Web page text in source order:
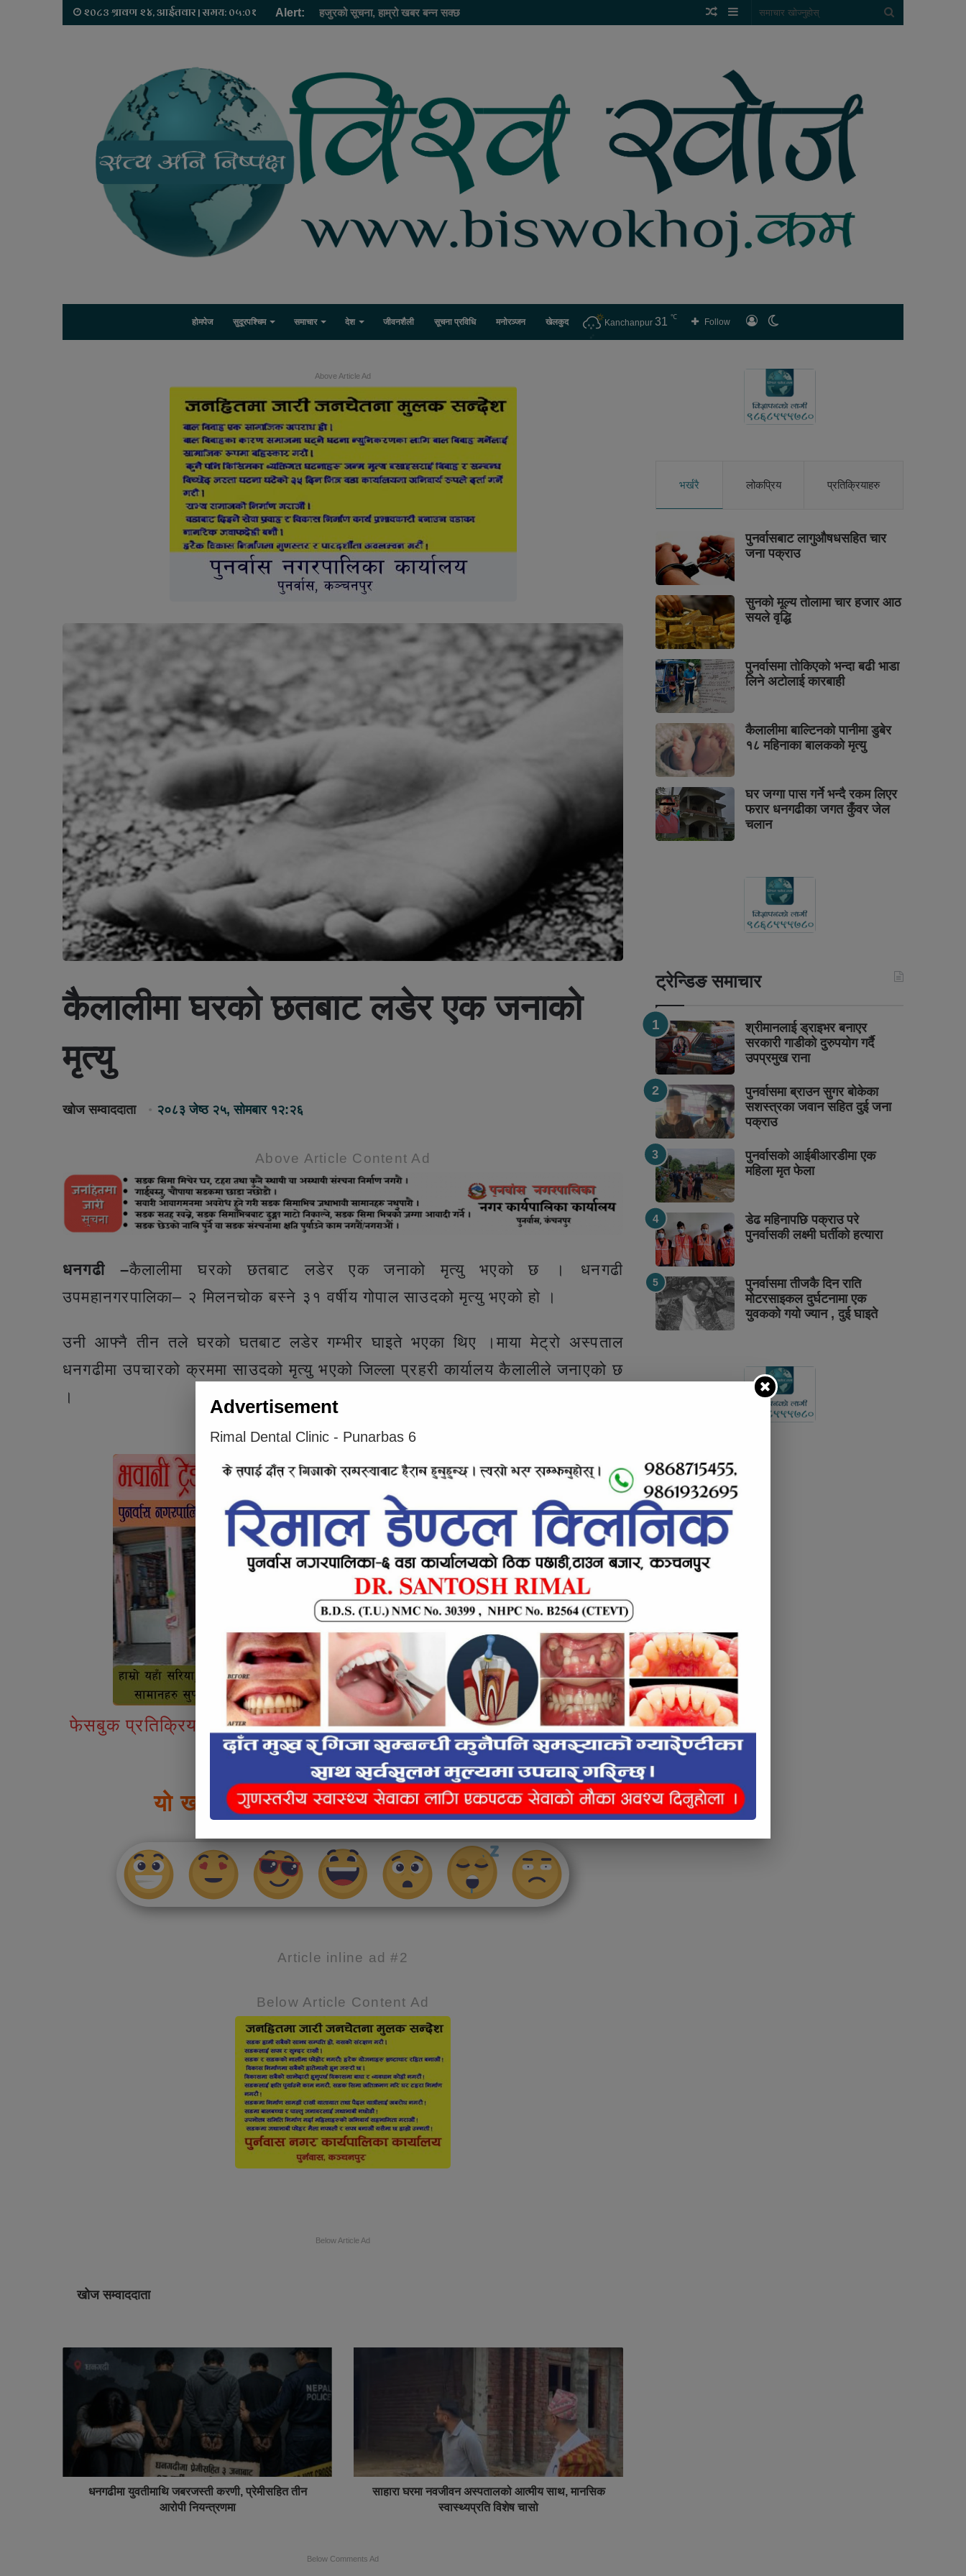
२०८३ श्रावण २४, आईतवार | समय: ०५:०१ Alert: हजुरको सूचना, हाम्रो खबर बन्न सक्छ Sidebar
Random
होमपेज सुदूरपश्चिम समाचार देश जीवनशैली सूचना प्रविधि मनोरञ्जन खेलकुद लगइन
Follow
Kanchanpur 31 ℃
Above Article Ad
कैलालीमा घरको छतबाट लडेर एक जनाको
मृत्यु
खोज सम्वाददाता २०८३ जेष्ठ २५, सोमबार १२:२६
Above Article Content Ad
धनगढी –कैलालीमा घरको छतबाट लडेर एक जनाको मृत्यु भएको छ । धनगढी
उपमहानगरपालिका– २ मिलनचोक बस्ने ३१ वर्षीय गोपाल साउदको मृत्यु भएको हो ।
उनी आफ्नै तीन तले घरको घतबाट लडेर गम्भीर घाइते भएका थिए ।माया मेट्रो अस्पताल
धनगढीमा उपचारको क्रममा साउदको मृत्यु भएको जिल्ला प्रहरी कार्यालय कैलालीले जनाएको छ
।
Article inline ad #1
फेसबुक प्रतिक्रियाहरु
यो खबर पढेर तपाईलाई कस्तो महसुस भयो ?
Article inline ad #2
Below Article Content Ad
Below Article Ad
खोज सम्वाददाता
धनगढीमा युवतीमाथि जबरजस्ती करणी, प्रेमीसहित तीन
आरोपी नियन्त्रणमा
साहारा घरमा नवजीवन अस्पतालको आत्मीय साथ, मानसिक
स्वास्थ्यप्रति विशेष चासो
Below Comments Ad
भर्खरै लोकप्रिय प्रतिक्रियाहरु
पुनर्वासबाट लागुऔषधसहित चार
जना पक्राउ
सुनको मूल्य तोलामा चार हजार आठ
सयले वृद्धि
पुनर्वासमा तोकिएको भन्दा बढी भाडा
लिने अटोलाई कारबाही
कैलालीमा बाल्टिनको पानीमा डुबेर
१८ महिनाका बालकको मृत्यु
घर जग्गा पास गर्ने भन्दै रकम लिएर
फरार धनगढीका जगत कुँवर जेल
चलान
ट्रेन्डिङ समाचार
श्रीमानलाई ड्राइभर बनाएर
सरकारी गाडीको दुरुपयोग गर्दै
उपप्रमुख राना
पुनर्वासमा ब्राउन सुगर बोकेका
सशस्त्रका जवान सहित दुई जना
पक्राउ
पुनर्वासको आईबीआरडीमा एक
महिला मृत फेला
डेढ महिनापछि पक्राउ परे
पुनर्वासकी लक्ष्मी घर्तीको हत्यारा
पुनर्वासमा तीजकै दिन राति
मोटरसाइकल दुर्घटनामा एक
युवकको गयो ज्यान , दुई घाइते
Advertisement
Rimal Dental Clinic - Punarbas 6